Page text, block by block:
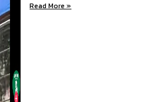
Read More »